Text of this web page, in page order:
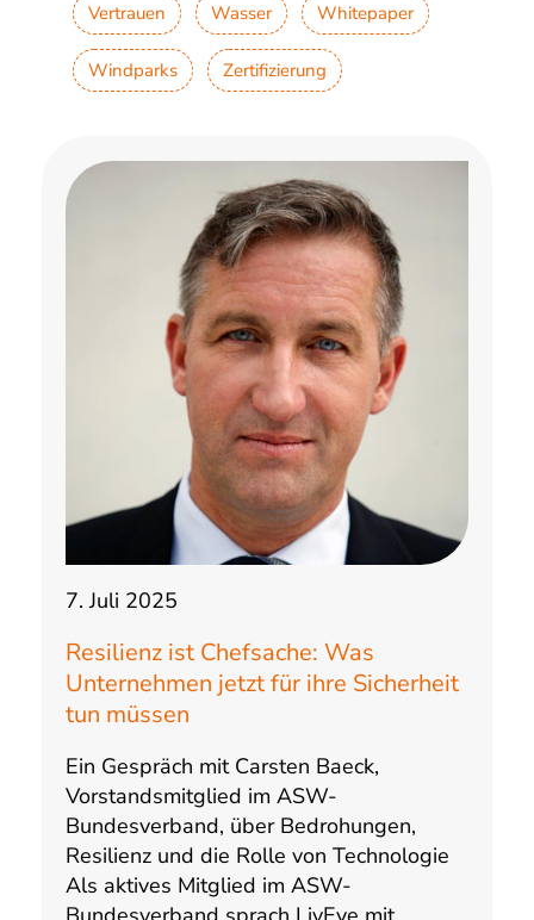
Vertrauen Wasser Whitepaper
Windparks Zertifizierung
7. Juli 2025
Resilienz ist Chefsache: Was
Unternehmen jetzt für ihre Sicherheit
tun müssen
Ein Gespräch mit Carsten Baeck,
Vorstandsmitglied im ASW-
Bundesverband, über Bedrohungen,
Resilienz und die Rolle von Technologie
Als aktives Mitglied im ASW-